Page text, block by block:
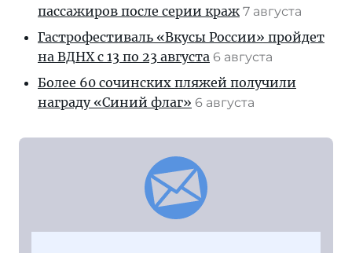
пассажиров после серии краж 7 августа
Гастрофестиваль «Вкусы России» пройдет
на ВДНХ с 13 по 23 августа 6 августа
Более 60 сочинских пляжей получили
награду «Синий флаг» 6 августа